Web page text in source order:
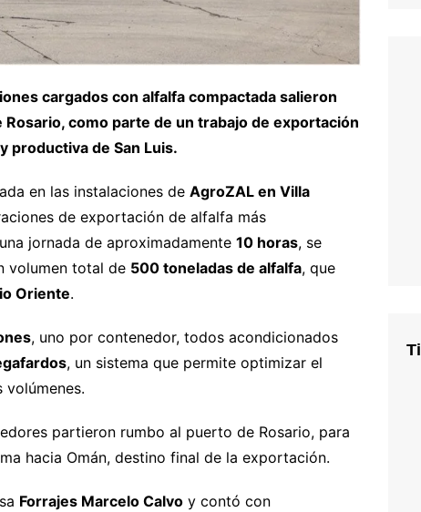
cargados con alfalfa compactada salieron
como parte de un trabajo de exportación
productiva de San Luis.
en las instalaciones de AgroZAL en Villa
de exportación de alfalfa más
jornada de aproximadamente 10 horas, se
volumen total de 500 toneladas de alfalfa, que
Oriente.
, uno por contenedor, todos acondicionados
, un sistema que permite optimizar el
partieron rumbo al puerto de Rosario, para
hacia Omán, destino final de la exportación.
Forrajes Marcelo Calvo y contó con